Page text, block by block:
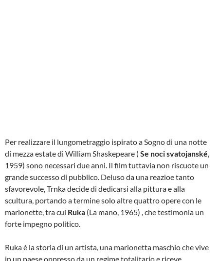
Per realizzare il lungometraggio ispirato a Sogno di una notte
di mezza estate di William Shaskepeare ( Se noci svatojanské,
1959) sono necessari due anni. Il film tuttavia non riscuote un
grande successo di pubblico. Deluso da una reazioe tanto
sfavorevole, Trnka decide di dedicarsi alla pittura e alla
scultura, portando a termine solo altre quattro opere con le
marionette, tra cui Ruka (La mano, 1965) , che testimonia un
forte impegno politico.
Ruka è la storia di un artista, una marionetta maschio che vive
in un paese oppresso da un regime totalitario e riceve